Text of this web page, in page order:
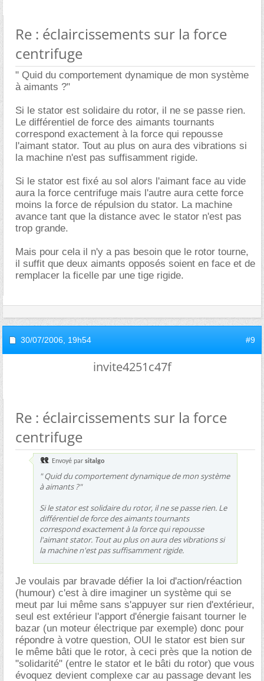
Re : éclaircissements sur la force
centrifuge
" Quid du comportement dynamique de mon système
à aimants ?"
Si le stator est solidaire du rotor, il ne se passe rien.
Le différentiel de force des aimants tournants
correspond exactement à la force qui repousse
l'aimant stator. Tout au plus on aura des vibrations si
la machine n'est pas suffisamment rigide.
Si le stator est fixé au sol alors l'aimant face au vide
aura la force centrifuge mais l'autre aura cette force
moins la force de répulsion du stator. La machine
avance tant que la distance avec le stator n'est pas
trop grande.
Mais pour cela il n'y a pas besoin que le rotor tourne,
il suffit que deux aimants opposés soient en face et de
remplacer la ficelle par une tige rigide.
30/07/2006, 19h54 #9
invite4251c47f
Re : éclaircissements sur la force
centrifuge
Envoyé par sitalgo
" Quid du comportement dynamique de mon système
à aimants ?"
Si le stator est solidaire du rotor, il ne se passe rien. Le
différentiel de force des aimants tournants
correspond exactement à la force qui repousse
l'aimant stator. Tout au plus on aura des vibrations si
la machine n'est pas suffisamment rigide.
Je voulais par bravade défier la loi d'action/réaction
(humour) c'est à dire imaginer un système qui se
meut par lui même sans s'appuyer sur rien d'extérieur,
seul est extérieur l'apport d'énergie faisant tourner le
bazar (un moteur électrique par exemple) donc pour
répondre à votre question, OUI le stator est bien sur
le même bâti que le rotor, à ceci près que la notion de
"solidarité" (entre le stator et le bâti du rotor) que vous
évoquez devient complexe car au passage devant les